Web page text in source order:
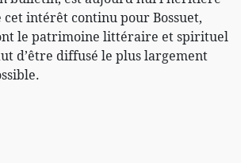
cet intérêt continu pour Bossuet,
le patrimoine littéraire et spirituel
d’être diffusé le plus largement